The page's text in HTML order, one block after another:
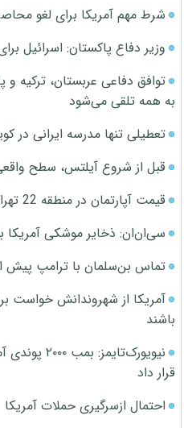
شرط مهم آمریکا برای لغو
وزیر دفاع پاکستان: اسرائیل
توافق دفاعی عربستان، ترکیه
به همه تلقی می‌شود
تعطیلی تنها مدرسه ایرانی در
قبل از شروع آیلتس، سطح
قیمت آپارتمان در منطقه 22 تهران چقدر است؟
سی‌ان‌ان: ذخایر موشکی
تماس بن‌سلمان با ترامپ پیش
آمریکا از شهروندانش خواست
باشند
قرار داد
احتمال ازسرگیری حملات آمریکا